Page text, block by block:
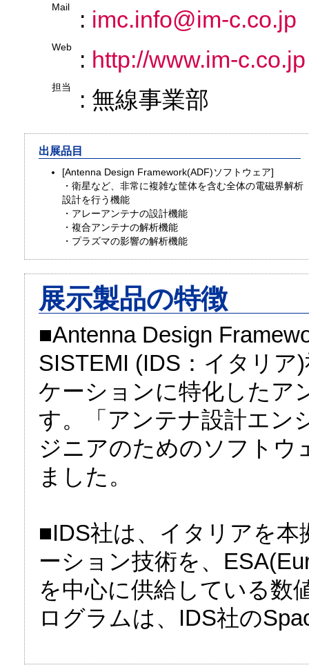
Mail : imc.info@im-c.co.jp
Web : http://www.im-c.co.jp
担当 : 無線事業部
出展品目
[Antenna Design Framework(ADF)ソフトウェア]
・衛星など、非常に複雑な筐体を含む全体の電磁界解析
設計を行う機能
・アレーアンテナの設計機能
・複合アンテナの解析機能
・プラズマの影響の解析機能
展示製品の特徴
■Antenna Design
SISTEMI (IDS：イタリ
ケーションに特化したア
す。「アンテナ設計エン
ジニアのためのソフトウ
ました。
■IDS社は、イタリアを
ーション技術を、
を中心に供給している数
ログラムは、IDS社の